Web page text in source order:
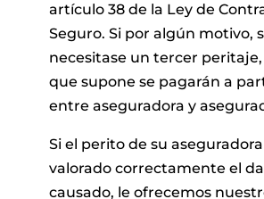
artículo 38 de la Ley de
Seguro. Si por algún motivo,
necesitase un tercer
que supone se pagarán a
entre aseguradora y
Si el perito de su
valorado correctamente el
causado, le ofrecemos